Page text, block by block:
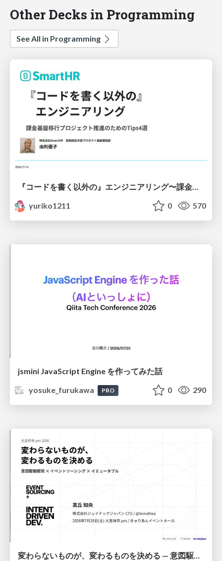
Other Decks in Programming
See All in Programming
yuriko1211
0 570
jsmini JavaScript Engine を作ってみた話
yosuke_furukawa
PRO 0 290
変わらないものが、変わるものを決める — 意図駆動開発 × イベントソーシング × イミュータブル | What Doesn't Change Decides What Can — IDD × Event Sourcing × Immutability